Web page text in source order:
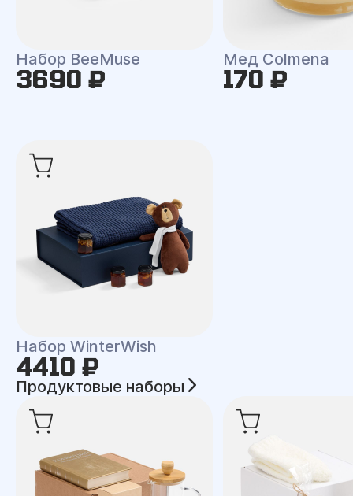
Набор BeeMuse
3690 ₽
Мед Colmena
170 ₽
Набор WinterWish
4410 ₽
Продуктовые наборы